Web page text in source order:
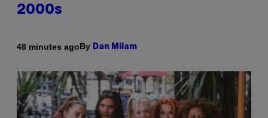
2000s
48 minutes agoBy Dan Milam